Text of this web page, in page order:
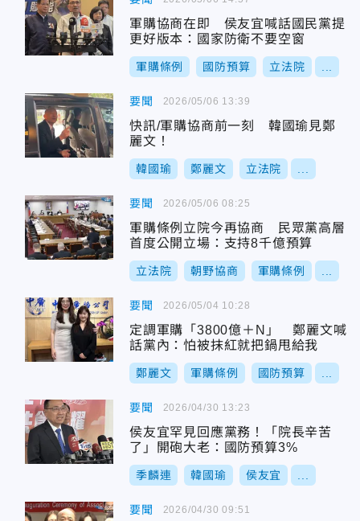
軍購協商在即 侯友宜喊話國民黨提
更好版本：國家防衛不要空窗
軍購條例 國防預算 立法院
要聞
快訊/軍購協商前一刻 韓國瑜見鄭
麗文！
韓國瑜 鄭麗文 立法院
2026/05/06 13:39
要聞
軍購條例立院今再協商 民眾黨高層
首度公開立場：支持8千億預算
立法院 朝野協商 軍購條例
2026/05/06 08:25
要聞
定調軍購「3800億＋N」 鄭麗文喊
話黨內：怕被抹紅就把鍋甩給我
鄭麗文 軍購條例 國防預算
2026/05/04 10:28
要聞
侯友宜罕見回應黨務！「院長辛苦
了」開砲大老：國防預算3%
季麟連 韓國瑜 侯友宜
2026/04/30 13:23
要聞 2026/04/30 09:51